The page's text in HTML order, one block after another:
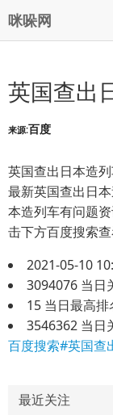
咪哚网
英国查出
来源:百度
英国查出日本造
最新英国查出日
本造列车有问题
击下方百度搜索查
2021-05-10
3094076 当日
15 当日最高排
3546362 当日
百度搜索#英国查
最近关注